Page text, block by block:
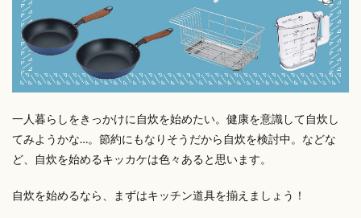
一人暮らしをきっかけに自炊を始めたい。健康を意識して自炊し
てみようかな…。節約にもなりそうだから自炊を検討中。などな
ど、自炊を始めるキッカケは色々あると思います。
自炊を始めるなら、まずはキッチン道具を揃えましょう！